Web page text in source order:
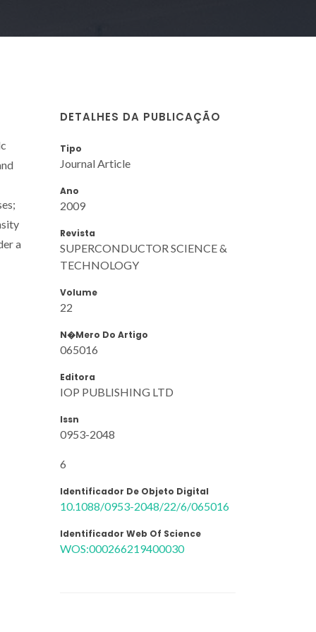
a
DETALHES DA PUBLICAÇÃO
Tipo
Journal Article
Ano
2009
Revista
SUPERCONDUCTOR SCIENCE &
TECHNOLOGY
Volume
22
N�mero Do Artigo
065016
Editora
IOP PUBLISHING LTD
Issn
0953-2048
6
Identificador De Objeto Digital
10.1088/0953-2048/22/6/065016
Identificador Web Of Science
WOS:000266219400030